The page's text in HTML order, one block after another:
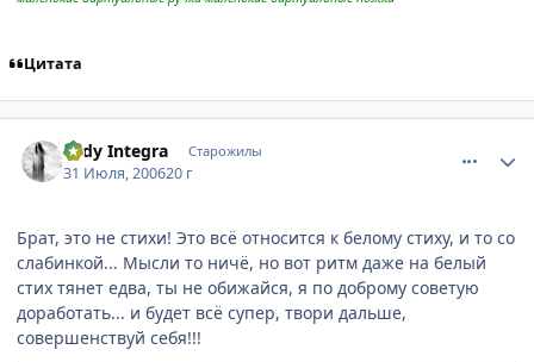
Цитата
Lady Integra Старожилы
31 Июля, 200620 г
Брат, это не стихи! Это всё относится к белому стиху, и то со
слабинкой... Мысли то ничё, но вот ритм даже на белый
стих тянет едва, ты не обижайся, я по доброму советую
доработать... и будет всё супер, твори дальше,
совершенствуй себя!!!